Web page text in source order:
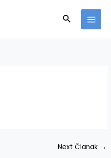
Search
Next Članak →